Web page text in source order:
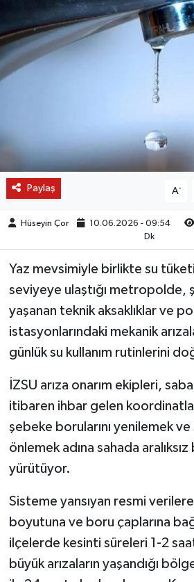
Paylaş A-
Hüseyin Çor 10.06.2026 - 09:54
Dk
Yaz mevsimiyle birlikte su
seviyeye ulaştığı metropolde,
yaşanan teknik aksaklıklar ve
istasyonlarındaki mekanik
günlük su kullanım rutinlerini
İZSU arıza onarım ekipleri,
itibaren ihbar gelen
şebeke borularını yenilemek ve
önlemek adına sahada
yürütüyor.
Sisteme yansıyan resmi
boyutuna ve boru çaplarına
ilçelerde kesinti süreleri 1-2 saat
büyük arızaların yaşandığı